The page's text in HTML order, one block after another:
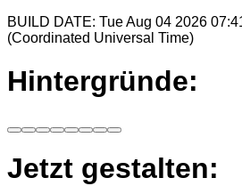
BUILD DATE: Tue Aug 04 2026
(Coordinated Universal Time)
Hintergründe:
Jetzt gestalten: